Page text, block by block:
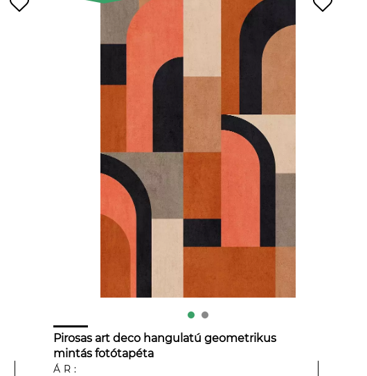
Pirosas art deco hangulatú geometrikus
mintás fotótapéta
ÁR: